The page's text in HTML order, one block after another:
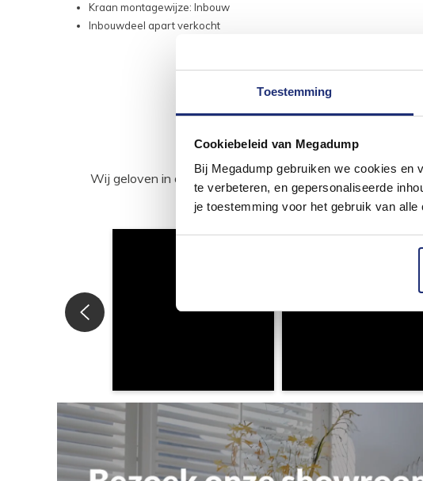
Toestemming
Cookiebeleid van Megadump
Bij Megadump gebruiken we cookies en
te verbeteren, en gepersonaliseerde
je toestemming voor het gebruik van
Kraan montagewijze: Inbouw
Inbouwdeel apart verkocht
Wij geloven in de kracht van delen. Deel jouw badkamer